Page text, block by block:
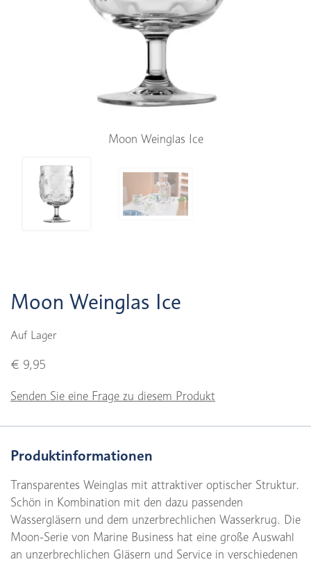
Moon Weinglas Ice
Moon Weinglas Ice
Auf Lager
€ 9,95
Senden Sie eine Frage zu diesem Produkt
Produktinformationen
Transparentes Weinglas mit attraktiver optischer Struktur.
Schön in Kombination mit den dazu passenden
Wassergläsern und dem unzerbrechlichen Wasserkrug. Die
Moon-Serie von Marine Business hat eine große Auswahl
an unzerbrechlichen Gläsern und Service in verschiedenen